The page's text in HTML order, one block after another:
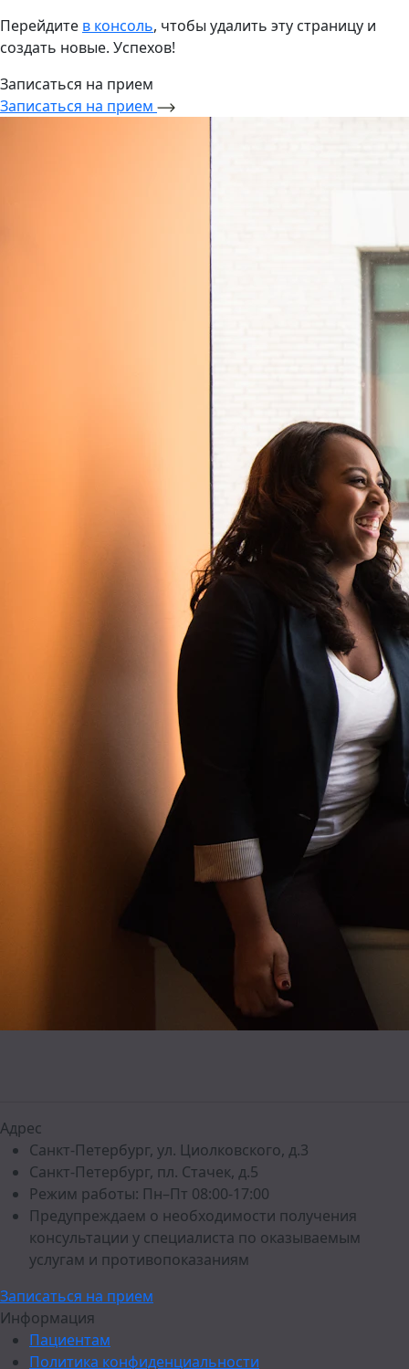
Перейдите в консоль, чтобы удалить эту страницу и
создать новые. Успехов!
Записаться на прием
Записаться на прием
Адрес
Санкт-Петербург, ул. Циолковского, д.3
Санкт-Петербург, пл. Стачек, д.5
Режим работы: Пн–Пт 08:00-17:00
Предупреждаем о необходимости получения
консультации у специалиста по оказываемым
услугам и противопоказаниям
Записаться на прием
Информация
Пациентам
Политика конфиденциальности